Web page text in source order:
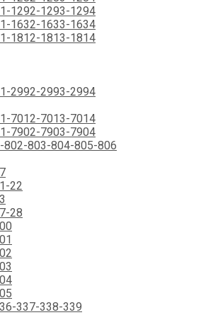
1292-1293-1294
1632-1633-1634
1812-1813-1814
2992-2993-2994
7012-7013-7014
7902-7903-7904
802-803-804-805-806
22
28
337-338-339